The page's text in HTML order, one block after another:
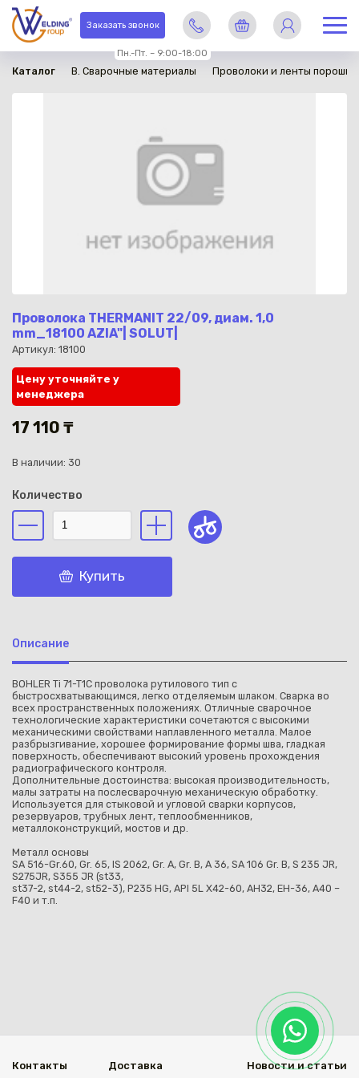
Заказать звонок
Пн.-Пт. – 9:00-18:00
Каталог B. Сварочные материалы Проволоки и ленты
Проволока THERMANIT 22/09, диам. 1,0
mm_18100 AZIA"| SOLUT|
Артикул: 18100
в наличии
Цену уточняйте у
менеджера
17 110 ₸
В наличии: 30
Количество
Купить
Описание
BOHLER Ti 71-T1C проволока рутилового тип с
быстросхватывающимся, легко отделяемым шлаком. Сварка во
всех пространственных положениях. Отличные сварочное
технологические характеристики сочетаются с высокими
механическими свойствами наплавленного металла. Малое
разбрызгивание, хорошее формирование формы шва, гладкая
поверхность, обеспечивают высокий уровень прохождения
радиографического контроля.
Дополнительные достоинства: высокая производительность,
малы затраты на послесварочную механическую обработку.
Используется для стыковой и угловой сварки корпусов,
резервуаров, трубных лент, теплообменников,
металлоконструкций, мостов и др.
Металл основы
SA 516-Gr.60, Gr. 65, IS 2062, Gr. A, Gr. B, A 36, SA 106 Gr. B, S 235 JR,
S275JR, S355 JR (st33,
st37-2, st44-2, st52-3), P235 HG, API 5L X42-60, AH32, EH-36, A40 –
F40 и т.п.
Контакты Доставка Новости и статьи